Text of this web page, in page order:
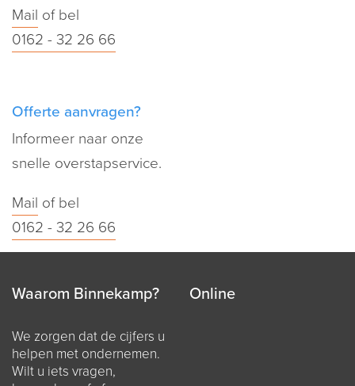
Mail of bel
0162 - 32 26 66
Offerte aanvragen?
Informeer naar onze
snelle overstapservice.
Mail of bel
0162 - 32 26 66
Waarom Binnekamp?
We zorgen dat de cijfers u
helpen met ondernemen.
Wilt u iets vragen,
Online